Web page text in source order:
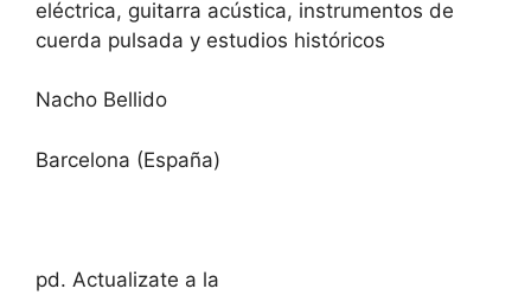
eléctrica, guitarra acústica, instrumentos de
cuerda pulsada y estudios históricos
Nacho Bellido
Barcelona (España)
pd. Actualizate a la